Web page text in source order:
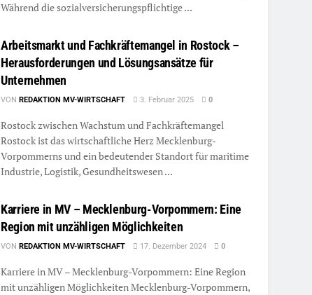
Während die sozialversicherungspflichtige ...
Arbeitsmarkt und Fachkräftemangel in Rostock –
Herausforderungen und Lösungsansätze für
Unternehmen
VON REDAKTION MV-WIRTSCHAFT 3. Februar 2025 0
Rostock zwischen Wachstum und Fachkräftemangel
Rostock ist das wirtschaftliche Herz Mecklenburg-
Vorpommerns und ein bedeutender Standort für maritime
Industrie, Logistik, Gesundheitswesen ...
Karriere in MV – Mecklenburg-Vorpommern: Eine
Region mit unzähligen Möglichkeiten
VON REDAKTION MV-WIRTSCHAFT 17. Dezember 2024 0
Karriere in MV – Mecklenburg-Vorpommern: Eine Region
mit unzähligen Möglichkeiten Mecklenburg-Vorpommern,